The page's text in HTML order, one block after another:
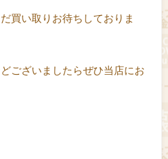
買い取りお待ちしておりま
ございましたらぜひ当店にお